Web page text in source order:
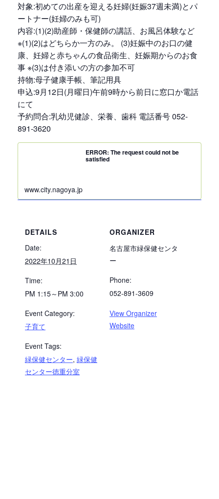
対象:初めての出産を迎える妊婦(妊娠37週未満)とパ
ートナー(妊婦のみも可)
内容:(1)(2)助産師・保健師の講話、お風呂体験など
※(1)(2)はどちらか一方のみ。 (3)妊娠中のお口の健
康、妊婦と赤ちゃんの食品衛生、妊娠期からのお食
事 ※(3)は付き添いの方の参加不可
持物:母子健康手帳、筆記用具
申込:9月12日(月曜日)午前9時から前日に窓口か電話
にて
予約問合:乳幼児健診、栄養、歯科 電話番号 052-
891-3620
ERROR: The request could not be
satisfied
www.city.nagoya.jp
DETAILS
Date:
2022年10月21日
Time:
PM 1:15～PM 3:00
Event Category:
子育て
Event Tags:
緑保健センター, 緑保健
センター徳重分室
ORGANIZER
名古屋市緑保健センタ
ー
Phone:
052-891-3609
View Organizer
Website